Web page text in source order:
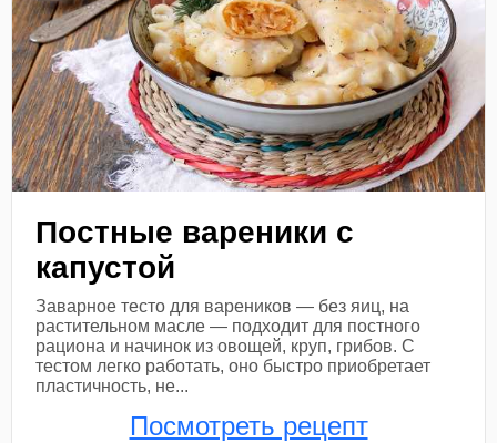
Постные вареники с
капустой
Заварное тесто для вареников — без яиц, на
растительном масле — подходит для постного
рациона и начинок из овощей, круп, грибов. С
тестом легко работать, оно быстро приобретает
пластичность, не...
Посмотреть рецепт